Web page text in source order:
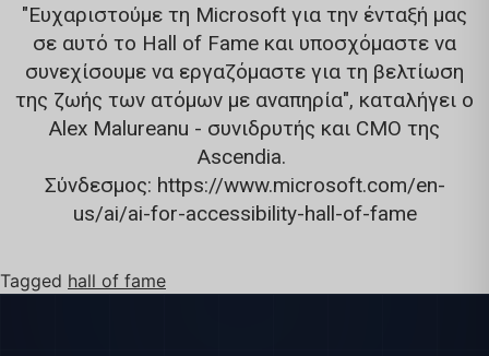
"Ευχαριστούμε τη Microsoft για την ένταξή μας
σε αυτό το Hall of Fame και υποσχόμαστε να
συνεχίσουμε να εργαζόμαστε για τη βελτίωση
της ζωής των ατόμων με αναπηρία", καταλήγει ο
Alex Malureanu - συνιδρυτής και CMO της
Ascendia.
Σύνδεσμος: https://www.microsoft.com/en-
us/ai/ai-for-accessibility-hall-of-fame
Tagged hall of fame